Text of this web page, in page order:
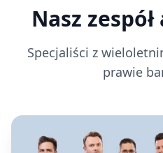
Nasz
Specjaliści z
prawie